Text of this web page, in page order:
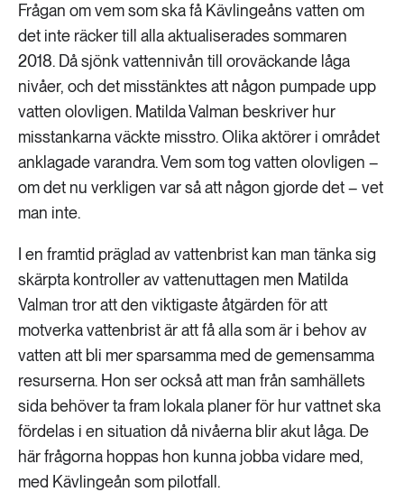
Frågan om vem som ska få Kävlingeåns vatten om
det inte räcker till alla aktualiserades sommaren
2018. Då sjönk vattennivån till oroväckande låga
nivåer, och det misstänktes att någon pumpade upp
vatten olovligen. Matilda Valman beskriver hur
misstankarna väckte misstro. Olika aktörer i området
anklagade varandra. Vem som tog vatten olovligen –
om det nu verkligen var så att någon gjorde det – vet
man inte.
I en framtid präglad av vattenbrist kan man tänka sig
skärpta kontroller av vattenuttagen men Matilda
Valman tror att den viktigaste åtgärden för att
motverka vattenbrist är att få alla som är i behov av
vatten att bli mer sparsamma med de gemensamma
resurserna. Hon ser också att man från samhällets
sida behöver ta fram lokala planer för hur vattnet ska
fördelas i en situation då nivåerna blir akut låga. De
här frågorna hoppas hon kunna jobba vidare med,
med Kävlingeån som pilotfall.